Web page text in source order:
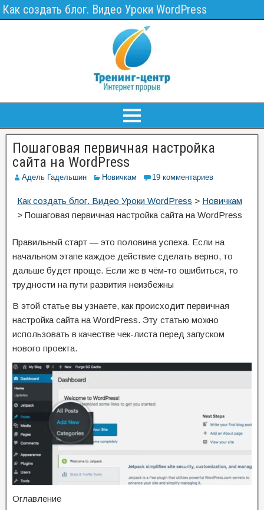
Как создать блог. Видео Уроки WordPress
Пошаговая первичная настройка
сайта на WordPress
Адель Гадельшин Новичкам 19 комментариев
Как создать блог. Видео Уроки WordPress > Новичкам
> Пошаговая первичная настройка сайта на WordPress
Правильный старт — это половина успеха. Если на
начальном этапе каждое действие сделать верно, то
дальше будет проще. Если же в чём-то ошибиться, то
трудности на пути развития неизбежны
В этой статье вы узнаете, как происходит первичная
настройка сайта на WordPress. Эту статью можно
использовать в качестве чек-листа перед запуском
нового проекта.
Оглавление